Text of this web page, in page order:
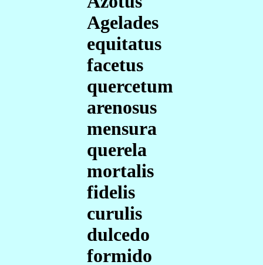
Agelades
equitatus
facetus
quercetum
arenosus
mensura
querela
mortalis
fidelis
curulis
dulcedo
formido